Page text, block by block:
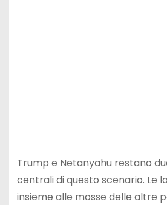
Trump e Netanyahu restano
centrali di questo scenario. Le
insieme alle mosse delle altre